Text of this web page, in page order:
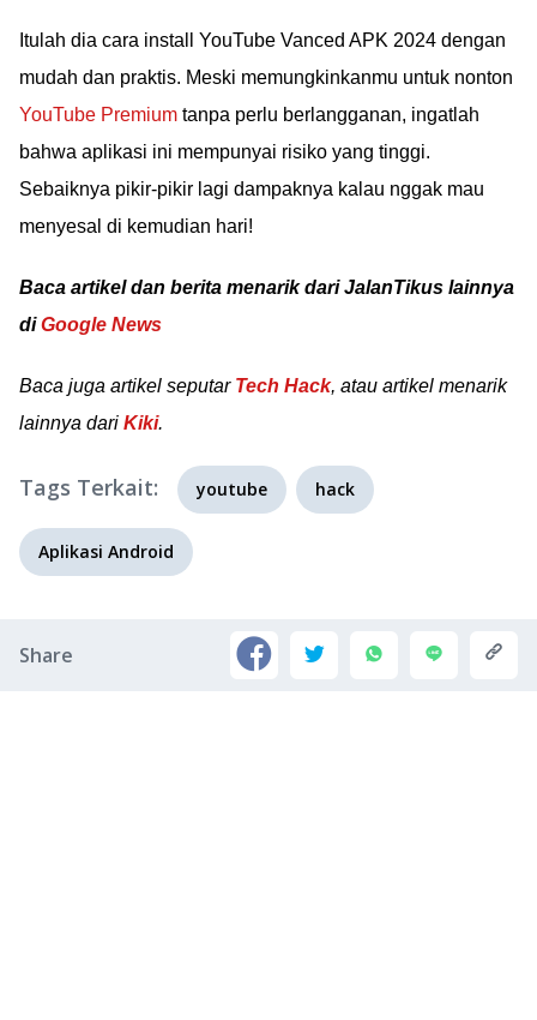
Itulah dia cara install YouTube Vanced APK 2024 dengan
mudah dan praktis. Meski memungkinkanmu untuk nonton
YouTube Premium tanpa perlu berlangganan, ingatlah
bahwa aplikasi ini mempunyai risiko yang tinggi.
Sebaiknya pikir-pikir lagi dampaknya kalau nggak mau
menyesal di kemudian hari!
Baca artikel dan berita menarik dari JalanTikus lainnya
diGoogle News
Baca juga artikel seputar Tech Hack, atau artikel menarik
lainnya dari Kiki.
Tags Terkait: youtube hack
Aplikasi Android
Share